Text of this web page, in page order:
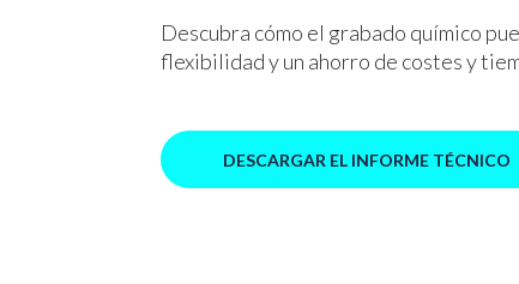
Descubra cómo el grabado químico
flexibilidad y un ahorro de costes y
DESCARGAR EL INFORME TÉCNICO